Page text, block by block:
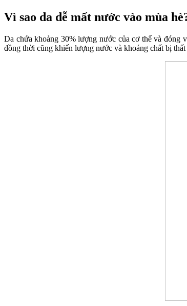
Vì sao da dễ mất nước vào mùa
Da chứa khoảng 30% lượng nước của cơ thể và đóng
đồng thời cũng khiến lượng nước và khoáng chất bị thất